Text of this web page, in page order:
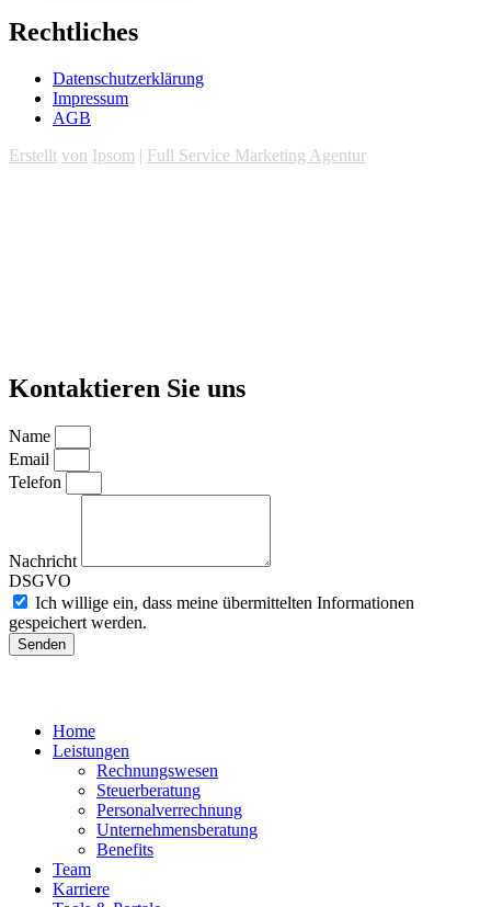
Rechtliches
Datenschutzerklärung
Impressum
AGB
Erstellt von Ipsom | Full Service Marketing Agentur
Kontaktieren Sie uns
Name
Email
Telefon
Nachricht
DSGVO
Ich willige ein, dass meine übermittelten Informationen
gespeichert werden.
Senden
Home
Leistungen
Rechnungswesen
Steuerberatung
Personalverrechnung
Unternehmensberatung
Benefits
Team
Karriere